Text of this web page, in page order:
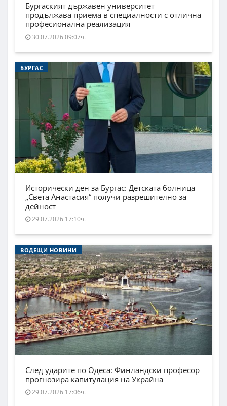
Бургаският държавен университет
продължава приема в специалности с отлична
професионална реализация
30.07.2026 09:07ч.
БУРГАС
Исторически ден за Бургас: Детската болница
„Света Анастасия“ получи разрешително за
дейност
29.07.2026 17:10ч.
ВОДЕЩИ НОВИНИ
След ударите по Одеса: Финландски професор
прогнозира капитулация на Украйна
29.07.2026 17:06ч.